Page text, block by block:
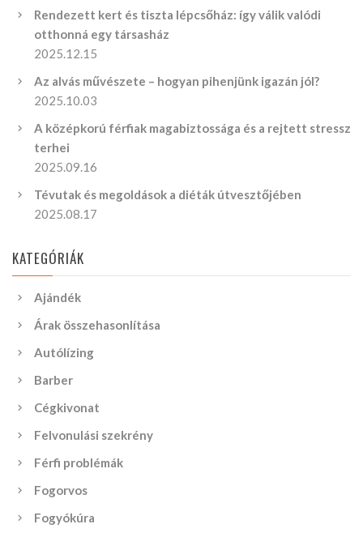
Rendezett kert és tiszta lépcsőház: így válik valódi
otthonná egy társasház
2025.12.15
Az alvás művészete – hogyan pihenjünk igazán jól?
2025.10.03
A középkorú férfiak magabiztossága és a rejtett stressz
terhei
2025.09.16
Tévutak és megoldások a diéták útvesztőjében
2025.08.17
KATEGÓRIÁK
Ajándék
Árak összehasonlítása
Autólízing
Barber
Cégkivonat
Felvonulási szekrény
Férfi problémák
Fogorvos
Fogyókúra